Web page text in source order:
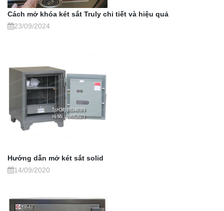
Cách mở khóa két sắt Truly chi tiết và hiệu quả
23/09/2024
Hướng dẫn mở két sắt solid
14/09/2020